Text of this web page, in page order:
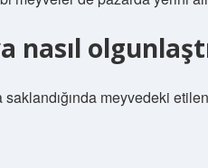
nasıl
meyvedeki